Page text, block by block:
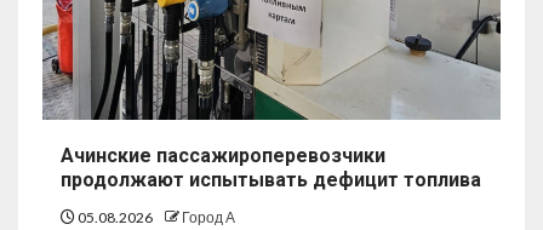
Ачинские пассажироперевозчики
продолжают испытывать дефицит топлива
05.08.2026 Город А